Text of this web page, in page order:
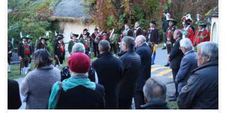
BLUMAU – „Menschenfeindliche Relikte gehören weg“,
das sagte Altlandeshauptmann Dr. Luis Durnwalder bei
der vom Gedenkkomitee KZ Campo Isarco am Lager-
Gedenkstein in Blumau abgehaltenen Gedenkfeier. Er
habe schon als Landeshauptmann den Vorschlag
gemacht, das faschistische Alpinidenkmal in Bruneck auf
dem Kapuzinerplatz, das den italienischen Kolonialkrieg
in Afrika verherrlicht, in einen […]